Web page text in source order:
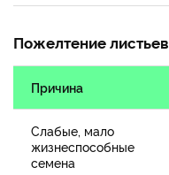
Пожелтение листьев
Причина
Слабые, мало
жизнеспособные
семена